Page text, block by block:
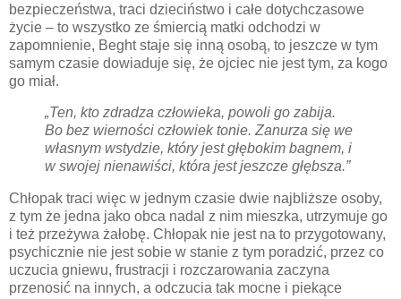
bezpieczeństwa, traci dzieciństwo i całe dotychczasowe
życie – to wszystko ze śmiercią matki odchodzi w
zapomnienie, Beght staje się inną osobą, to jeszcze w tym
samym czasie dowiaduje się, że ojciec nie jest tym, za kogo
go miał.
„Ten, kto zdradza człowieka, powoli go zabija.
Bo bez wierności człowiek tonie. Zanurza się we
własnym wstydzie, który jest głębokim bagnem, i
w swojej nienawiści, która jest jeszcze głębsza.”
Chłopak traci więc w jednym czasie dwie najbliższe osoby,
z tym że jedna jako obca nadal z nim mieszka, utrzymuje go
i też przeżywa żałobę. Chłopak nie jest na to przygotowany,
psychicznie nie jest sobie w stanie z tym poradzić, przez co
uczucia gniewu, frustracji i rozczarowania zaczyna
przenosić na innych, a odczucia tak mocne i piekące